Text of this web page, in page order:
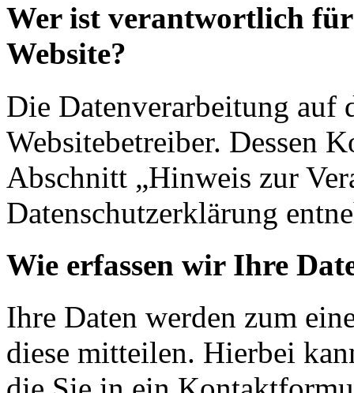
Wer ist verantwortlich für
Website?
Die Datenverarbeitung auf
Websitebetreiber. Dessen
Abschnitt „Hinweis zur
Datenschutzerklärung
Wie erfassen wir Ihre
Ihre Daten werden zum
diese mitteilen. Hierbei